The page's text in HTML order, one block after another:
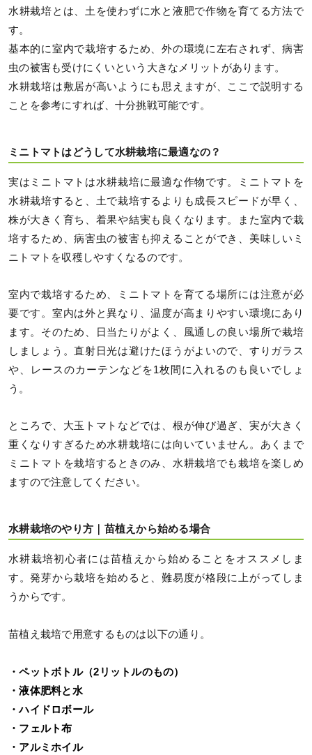
水耕栽培とは、土を使わずに水と液肥で作物を育てる方法で
す。
基本的に室内で栽培するため、外の環境に左右されず、病害
虫の被害も受けにくいという大きなメリットがあります。
水耕栽培は敷居が高いようにも思えますが、ここで説明する
ことを参考にすれば、十分挑戦可能です。
ミニトマトはどうして水耕栽培に最適なの？
実はミニトマトは水耕栽培に最適な作物です。ミニトマトを
水耕栽培すると、土で栽培するよりも成長スピードが早く、
株が大きく育ち、着果や結実も良くなります。また室内で栽
培するため、病害虫の被害も抑えることができ、美味しいミ
ニトマトを収穫しやすくなるのです。
室内で栽培するため、ミニトマトを育てる場所には注意が必
要です。室内は外と異なり、温度が高まりやすい環境にあり
ます。そのため、日当たりがよく、風通しの良い場所で栽培
しましょう。直射日光は避けたほうがよいので、すりガラス
や、レースのカーテンなどを1枚間に入れるのも良いでしょ
う。
ところで、大玉トマトなどでは、根が伸び過ぎ、実が大きく
重くなりすぎるため水耕栽培には向いていません。あくまで
ミニトマトを栽培するときのみ、水耕栽培でも栽培を楽しめ
ますので注意してください。
水耕栽培のやり方｜苗植えから始める場合
水耕栽培初心者には苗植えから始めることをオススメしま
す。発芽から栽培を始めると、難易度が格段に上がってしま
うからです。
苗植え栽培で用意するものは以下の通り。
・ペットボトル（2リットルのもの）
・液体肥料と水
・ハイドロボール
・フェルト布
・アルミホイル